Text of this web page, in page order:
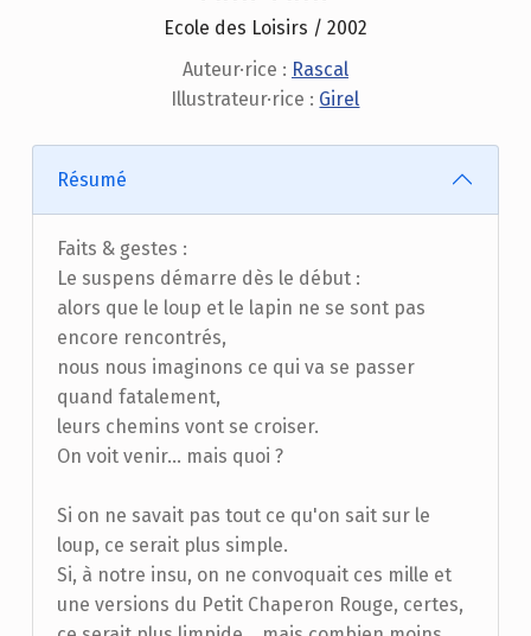
Ecole des Loisirs / 2002
Auteur·rice : Rascal
Illustrateur·rice : Girel
Résumé
Faits & gestes :
Le suspens démarre dès le début :
alors que le loup et le lapin ne se sont pas
encore rencontrés,
nous nous imaginons ce qui va se passer
quand fatalement,
leurs chemins vont se croiser.
On voit venir... mais quoi ?
Si on ne savait pas tout ce qu'on sait sur le
loup, ce serait plus simple.
Si, à notre insu, on ne convoquait ces mille et
une versions du Petit Chaperon Rouge, certes,